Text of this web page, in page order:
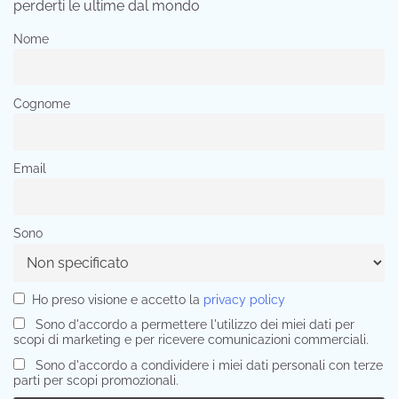
perderti le ultime dal mondo
Nome
Cognome
Email
Sono
Ho preso visione e accetto la privacy policy
Sono d'accordo a permettere l'utilizzo dei miei dati per
scopi di marketing e per ricevere comunicazioni commerciali.
Sono d'accordo a condividere i miei dati personali con terze
parti per scopi promozionali.